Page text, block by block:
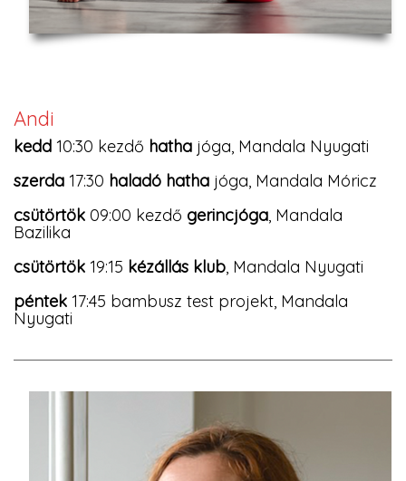
Andi
kedd 10:30 kezdő hatha jóga, Mandala Nyugati
szerda 17:30 haladó hatha jóga, Mandala Móricz
csütörtök 09:00 kezdő gerincjóga, Mandala
Bazilika
csütörtök 19:15 kézállás klub, Mandala Nyugati
péntek 17:45 bambusz test projekt, Mandala
Nyugati